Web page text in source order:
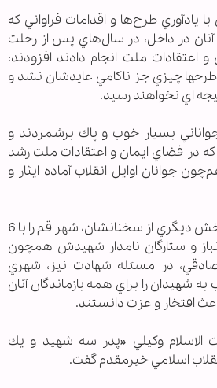
يادآوري طرح‌ها و اقدامات فراواني كه
در داخل، در سال‌هاي پس از رحلت
اعتقادات ملت انجام دادند افزودند:
طرحها چيزي جز ناكامي عايدشان نشد و
اي نخواهند رسيد.
بسيار خوب و پاك برشمردند و
در فضاي ايمان و اعتقادات ملت رشد
جوانان اوايل انقلاب آماده ايثار و
رهبر انقلاب اسلامي در بخش ديگري از سخنانشان، شهر قم را با 6
11 هزار جانباز و ستارگان نامدار شهيدش همچون
صادقي، در مسئله شهادت نيز، شهري
شهيدان را براي همه بازماندگان آنان
افتخار و عزت دانستند.
الاسلام وكيلي «پدر سه شهيد و يك
اسلامي خيرمقدم گفت.